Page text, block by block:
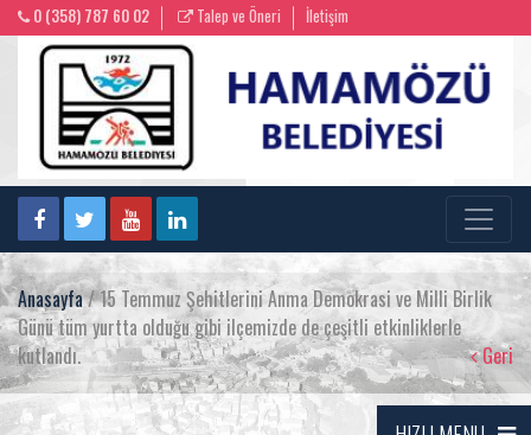
0 (358) 787 60 02 Talep ve Öneri İletişim
Anasayfa/ 15 Temmuz Şehitlerini Anma Demokrasi ve Milli Birlik
Günü tüm yurtta olduğu gibi ilçemizde de çeşitli etkinliklerle
kutlandı.
Geri